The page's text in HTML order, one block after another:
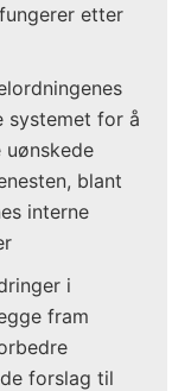
etter
systemet for å
blant
interne
i
fram
forslag til